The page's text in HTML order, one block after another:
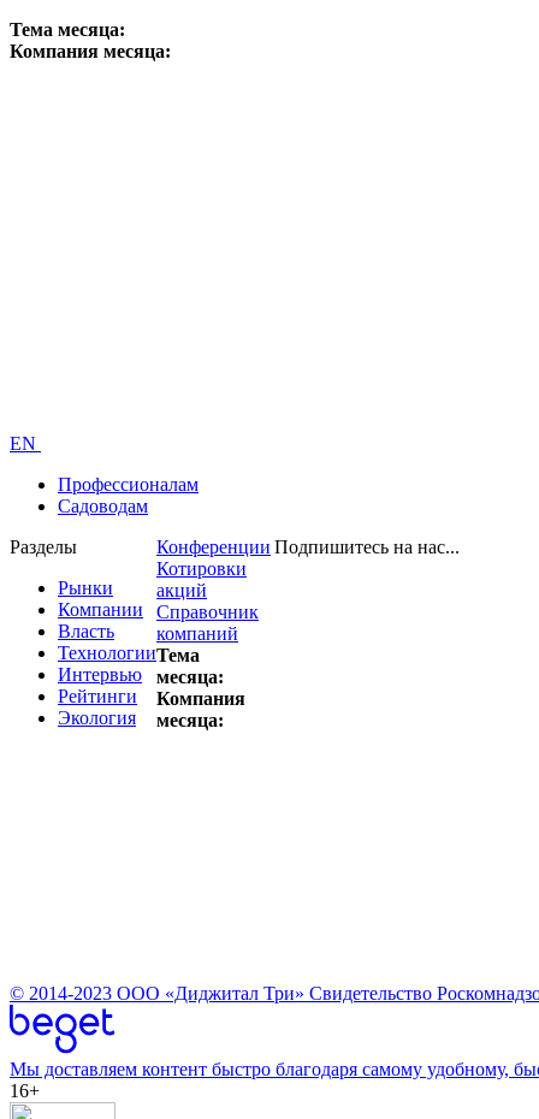
Тема месяца:
Компания месяца:
EN
Профессионалам
Садоводам
Разделы
Рынки
Компании
Власть
Технологии
Интервью
Рейтинги
Экология
Конференции
Котировки
акций
Справочник
компаний
Тема
месяца:
Компания
месяца:
Подпишитесь на нас...
© 2014-2023 ООО «Диджитал Три» Свидетельство
Мы доставляем контент быстро благодаря самому удобному,
16+